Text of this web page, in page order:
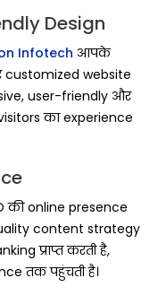
Design
Infotech आपके
website
user-friendly और
का experience
online presence
content strategy
प्राप्त करती है,
तक पहुंचती है।